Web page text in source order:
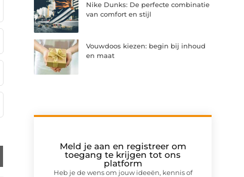
Nike Dunks: De perfecte combinatie
van comfort en stijl
Vouwdoos kiezen: begin bij inhoud
en maat
Meld je aan en registreer om
toegang te krijgen tot ons
platform
Heb je de wens om jouw ideeën, kennis of